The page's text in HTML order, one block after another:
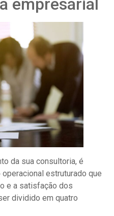
empresarial
da sua consultoria, é
estruturado que
e a satisfação dos
dividido em quatro